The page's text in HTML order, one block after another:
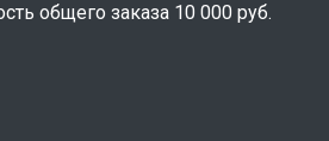
общего заказа 10 000 руб.